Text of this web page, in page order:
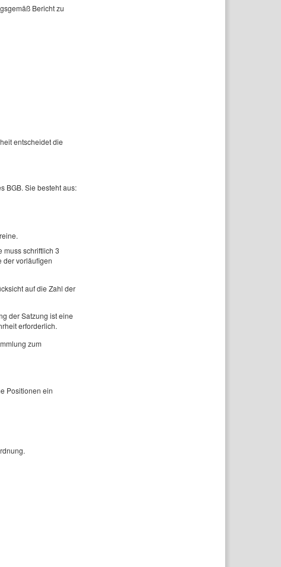
Bericht zu
entscheidet die
BGB. Sie besteht aus:
muss schriftlich 3
der vorläufigen
auf die Zahl der
der Satzung ist eine
erforderlich.
zum
Positionen ein